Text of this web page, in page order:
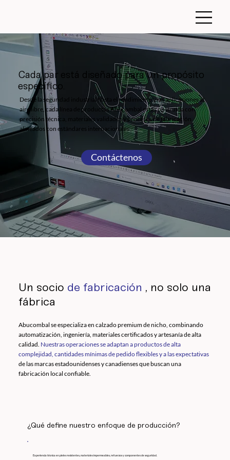
Cada par está diseñado para un propósito
específico.
Desde la seguridad industrial hasta el rendimiento y las aplicaciones al
aire libre, cada línea de productos Abucombal está construida con
precisión técnica, materiales validados y procesos de fabricación
alineados con estándares internacionales.
Contáctenos
Un socio de fabricación , no solo una
fábrica
Abucombal se especializa en calzado premium de nicho, combinando
automatización, ingeniería, materiales certificados y artesanía de alta
calidad. Nuestras operaciones se adaptan a productos de alta
complejidad, cantidades mínimas de pedido flexibles y a las expectativas
de las marcas estadounidenses y canadienses que buscan una
fabricación local confiable.
¿Qué define nuestro enfoque de producción?
Experiencia técnica en pieles resistentes, materiales impermeables, refuerzos y componentes de seguridad.